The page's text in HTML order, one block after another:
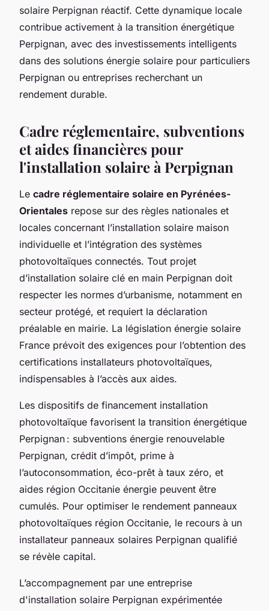
solaire Perpignan réactif. Cette dynamique locale
contribue activement à la transition énergétique
Perpignan, avec des investissements intelligents
dans des solutions énergie solaire pour particuliers
Perpignan ou entreprises recherchant un
rendement durable.
Cadre réglementaire, subventions
et aides financières pour
l'installation solaire à Perpignan
Le cadre réglementaire solaire en Pyrénées-
Orientales repose sur des règles nationales et
locales concernant l’installation solaire maison
individuelle et l’intégration des systèmes
photovoltaïques connectés. Tout projet
d’installation solaire clé en main Perpignan doit
respecter les normes d’urbanisme, notamment en
secteur protégé, et requiert la déclaration
préalable en mairie. La législation énergie solaire
France prévoit des exigences pour l’obtention des
certifications installateurs photovoltaïques,
indispensables à l’accès aux aides.
Les dispositifs de financement installation
photovoltaïque favorisent la transition énergétique
Perpignan : subventions énergie renouvelable
Perpignan, crédit d’impôt, prime à
l’autoconsommation, éco-prêt à taux zéro, et
aides région Occitanie énergie peuvent être
cumulés. Pour optimiser le rendement panneaux
photovoltaïques région Occitanie, le recours à un
installateur panneaux solaires Perpignan qualifié
se révèle capital.
L’accompagnement par une entreprise
d'installation solaire Perpignan expérimentée